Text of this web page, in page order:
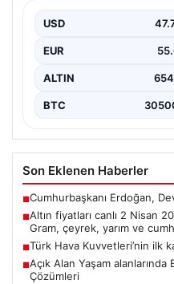
fiyatları
USD
EUR
ALTIN
BTC
Son Eklenen Haberler
■Cumhurbaşkanı Erdoğan,
■Altın fiyatları canlı 2 Nisan
Gram, çeyrek, yarım ve
■Türk Hava Kuvvetleri’nin ilk
■Açık Alan Yaşam
Çözümleri